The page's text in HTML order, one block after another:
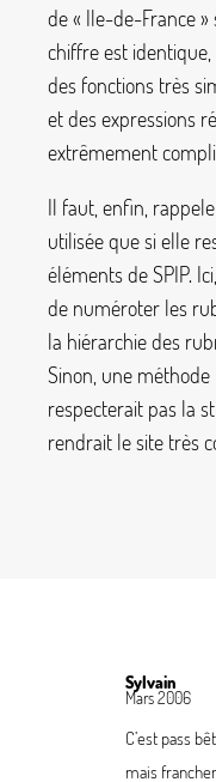
de « Ile-de-France»
chiffre est identique,
des fonctions très
et des expressions
extrêmement
Il faut, enfin,
utilisée que si elle
éléments de SPIP.
de numéroter les
la hiérarchie des
Sinon, une méthode
respecterait pas la
rendrait le site très
Sylvain
Mars 2006
C’est pass
mais